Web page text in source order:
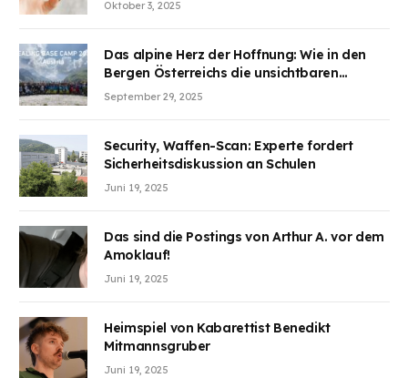
Oktober 3, 2025
Das alpine Herz der Hoffnung: Wie in den
Bergen Österreichs die unsichtbaren
Wunden des Kriegesheilen
September 29, 2025
Security, Waffen-Scan: Experte fordert
Sicherheitsdiskussion an Schulen
Juni 19, 2025
Das sind die Postings von Arthur A. vor dem
Amoklauf!
Juni 19, 2025
Heimspiel von Kabarettist Benedikt
Mitmannsgruber
Juni 19, 2025